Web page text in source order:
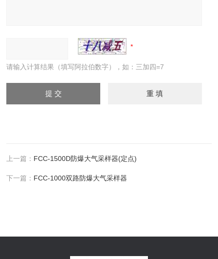
请输入计算结果（填写阿拉伯数字），如：三加四=7
上一篇： FCC-1500D防爆大气采样器(定点)
下一篇： FCC-1000双路防爆大气采样器